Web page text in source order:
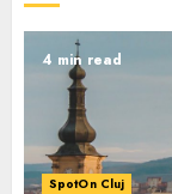
4 min read
SpotOn Cluj